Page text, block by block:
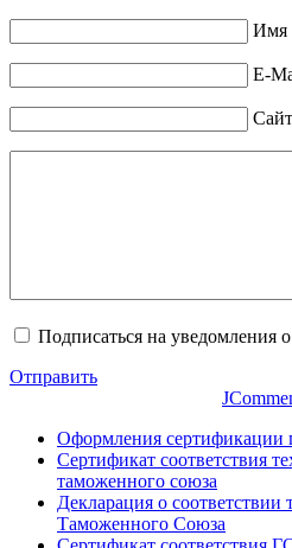
Имя
E-
Сайт
Подписаться на уведомления
Отправить
Оформления сертификации
Сертификат соответствия
таможенного союза
Декларация о соответствии
Таможенного Союза